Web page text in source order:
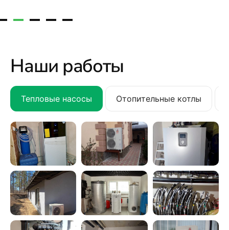
Наши работы
Тепловые насосы Отопительные котлы